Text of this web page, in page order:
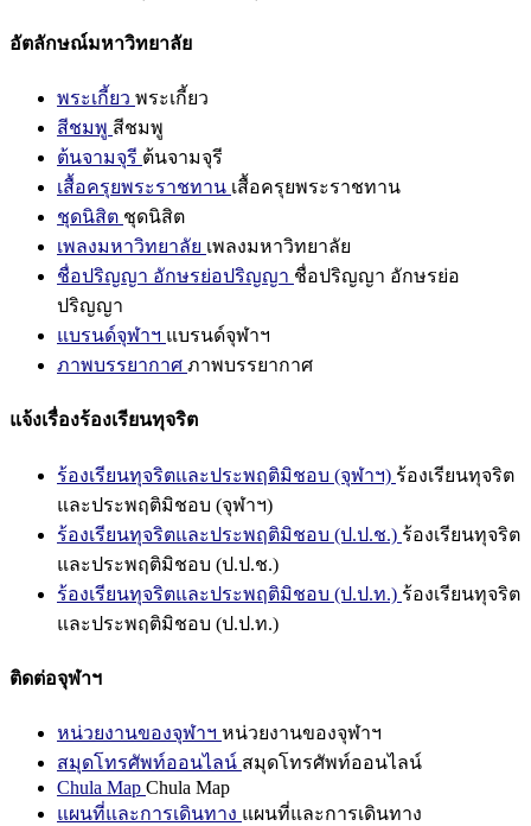
อัตลักษณ์มหาวิทยาลัย
พระเกี้ยว พระเกี้ยว
สีชมพู สีชมพู
ต้นจามจุรี ต้นจามจุรี
เสื้อครุยพระราชทาน เสื้อครุยพระราชทาน
ชุดนิสิต ชุดนิสิต
เพลงมหาวิทยาลัย เพลงมหาวิทยาลัย
ชื่อปริญญา อักษรย่อปริญญา ชื่อปริญญา อักษรย่อ
ปริญญา
แบรนด์จุฬาฯ แบรนด์จุฬาฯ
ภาพบรรยากาศ ภาพบรรยากาศ
แจ้งเรื่องร้องเรียนทุจริต
ร้องเรียนทุจริตและประพฤติมิชอบ (จุฬาฯ) ร้องเรียนทุจริต
และประพฤติมิชอบ (จุฬาฯ)
ร้องเรียนทุจริตและประพฤติมิชอบ (ป.ป.ช.) ร้องเรียนทุจริต
และประพฤติมิชอบ (ป.ป.ช.)
ร้องเรียนทุจริตและประพฤติมิชอบ (ป.ป.ท.) ร้องเรียนทุจริต
และประพฤติมิชอบ (ป.ป.ท.)
ติดต่อจุฬาฯ
หน่วยงานของจุฬาฯ หน่วยงานของจุฬาฯ
สมุดโทรศัพท์ออนไลน์ สมุดโทรศัพท์ออนไลน์
Chula Map Chula Map
แผนที่และการเดินทาง แผนที่และการเดินทาง